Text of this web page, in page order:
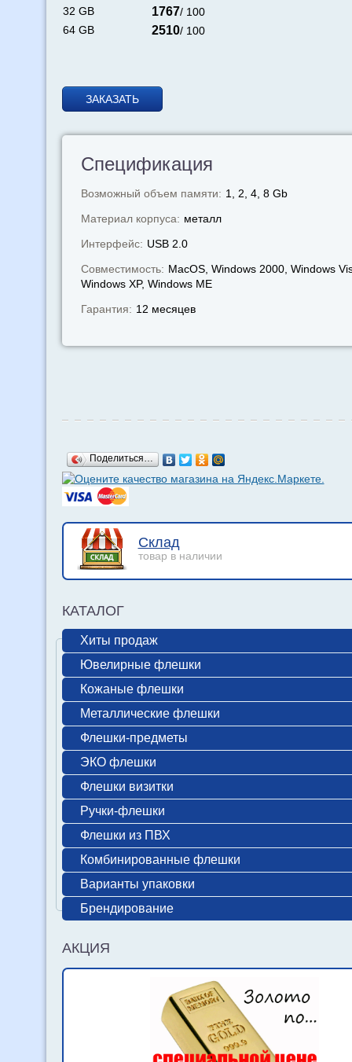
32 GB
1767/ 100
64 GB
2510/ 100
ЗАКАЗАТЬ
Спецификация
Возможный объем памяти: 1, 2, 4, 8 Gb
Материал корпуса: металл
Интерфейс: USB 2.0
Совместимость: MacOS, Windows 2000, Windows
Windows XP, Windows МЕ
Гарантия: 12 месяцев
Поделиться…
Склад
товар в наличии
КАТАЛОГ
Хиты продаж
Ювелирные флешки
Кожаные флешки
Металлические флешки
Флешки-предметы
ЭКО флешки
Флешки визитки
Ручки-флешки
Флешки из ПВХ
Комбинированные флешки
Варианты упаковки
Брендирование
АКЦИЯ